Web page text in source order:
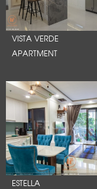
VISTA VERDE
APARTMENT
ESTELLA